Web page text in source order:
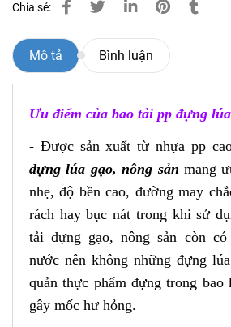
Chia sẻ:
Mô tả Bình luận
Ưu điểm của bao tải pp đựng
- Được sản xuất từ nhựa pp
đựng lúa gạo, nông sản mang
nhẹ, độ bền cao, đường may
rách hay bục nát trong khi sử
tải đựng gạo, nông sản còn có
nước nên không những đựng
quản thực phẩm đựng trong bao
gây mốc hư hỏng.